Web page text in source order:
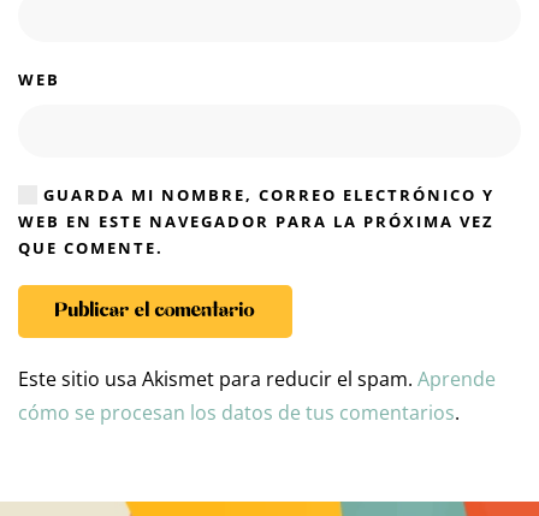
WEB
GUARDA MI NOMBRE, CORREO ELECTRÓNICO Y
WEB EN ESTE NAVEGADOR PARA LA PRÓXIMA VEZ
QUE COMENTE.
Publicar el comentario
Este sitio usa Akismet para reducir el spam. Aprende
cómo se procesan los datos de tus comentarios.